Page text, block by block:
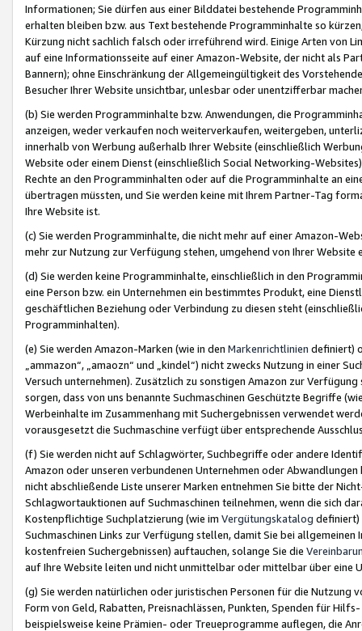
Informationen; Sie dürfen aus einer Bilddatei bestehende
erhalten bleiben bzw. aus Text bestehende Programminhalte so
Kürzung nicht sachlich falsch oder irreführend wird. Einige Arten von
auf eine Informationsseite auf einer Amazon-Website, der nicht als
Bannern); ohne Einschränkung der Allgemeingültigkeit des
Besucher Ihrer Website unsichtbar, unlesbar oder unentzifferbar
(b) Sie werden Programminhalte bzw. Anwendungen, die
anzeigen, weder verkaufen noch weiterverkaufen, weitergeben,
innerhalb von Werbung außerhalb Ihrer Website (einschließlich
Website oder einem Dienst (einschließlich Social Networking-
Rechte an den Programminhalten oder auf die Programminhalte an
übertragen müssten, und Sie werden keine mit Ihrem Partner-Tag
Ihre Website ist.
(c) Sie werden Programminhalte, die nicht mehr auf einer Amazon-
mehr zur Nutzung zur Verfügung stehen, umgehend von Ihrer
(d) Sie werden keine Programminhalte, einschließlich in den
eine Person bzw. ein Unternehmen ein bestimmtes Produkt, eine
geschäftlichen Beziehung oder Verbindung zu diesen steht
Programminhalten).
(e) Sie werden Amazon-Marken (wie in den Markenrichtlinien definiert)
„ammazon“, „amaozn“ und „kindel“) nicht zwecks Nutzung in einer
Versuch unternehmen). Zusätzlich zu sonstigen Amazon zur
sorgen, dass von uns benannte Suchmaschinen Geschützte Begriffe
Werbeinhalte im Zusammenhang mit Suchergebnissen verwendet
vorausgesetzt die Suchmaschine verfügt über entsprechende
(f) Sie werden nicht auf Schlagwörter, Suchbegriffe oder andere
Amazon oder unseren verbundenen Unternehmen oder
nicht abschließende Liste unserer Marken entnehmen Sie bitte der
Schlagwortauktionen auf Suchmaschinen teilnehmen, wenn die sich
Kostenpflichtige Suchplatzierung (wie im Vergütungskatalog definiert)
Suchmaschinen Links zur Verfügung stellen, damit Sie bei
kostenfreien Suchergebnissen) auftauchen, solange Sie die
auf Ihre Website leiten und nicht unmittelbar oder mittelbar über eine
(g) Sie werden natürlichen oder juristischen Personen für die Nutzung
Form von Geld, Rabatten, Preisnachlässen, Punkten, Spenden für
beispielsweise keine Prämien- oder Treueprogramme auflegen, die